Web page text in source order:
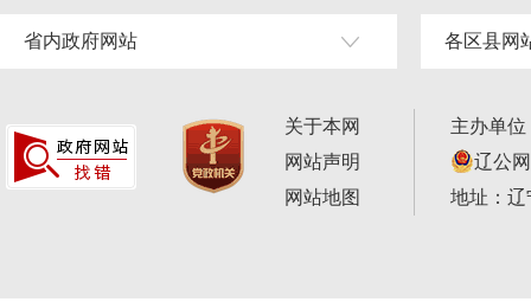
省内政府网站 各区县网
关于本网
网站声明
网站地图
主办单
辽公
地址：辽